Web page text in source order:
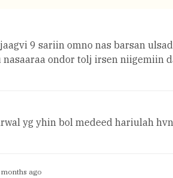
9 sariin omno nas barsan
ondor tolj irsen niigemiin
yg yhin bol medeed hariulah
ago